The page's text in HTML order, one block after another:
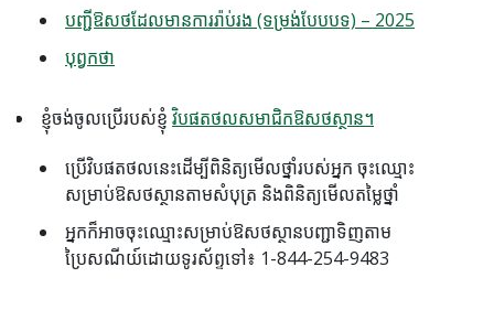
បញ្ជីឱសថដែលមានការរ៉ាប់រង (ទម្រង់បែបបទ) – 2025
បុព្វកថា
ខ្ញុំចង់ចូលប្រើរបស់ខ្ញុំវិបផតថលសមាជិកឱសថស្ថាន។
ប្រើវិបផតថលនេះដើម្បីពិនិត្យមើលថ្នាំរបស់អ្នក ចុះឈ្មោះ
សម្រាប់ឱសថស្ថានតាមសំបុត្រ និងពិនិត្យមើលតម្លៃថ្នាំ
អ្នកក៏អាចចុះឈ្មោះសម្រាប់ឱសថស្ថានបញ្ជាទិញតាម
ប្រៃសណីយ៍ដោយទូរស័ព្ទទៅ៖ 1-844-254-9483